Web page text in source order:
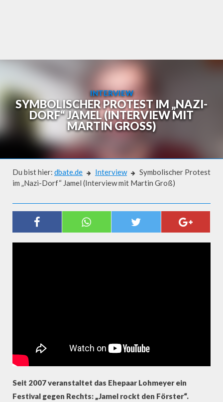
INTERVIEW
SYMBOLISCHER PROTEST IM „NAZI-
DORF“ JAMEL (INTERVIEW MIT
MARTIN GROSS)
Du bist hier: dbate.de Interview
Symbolischer Protest
im „Nazi-Dorf“ Jamel (Interview mit Martin Groß)
SYMBOLISCHER PROTEST IM
„NAZI-DORF“ JAMEL (INTERVIEW
MIT MARTIN GROSS)
Seit 2007 veranstaltet das Ehepaar Lohmeyer ein
Festival gegen Rechts: „Jamel rockt den Förster“.